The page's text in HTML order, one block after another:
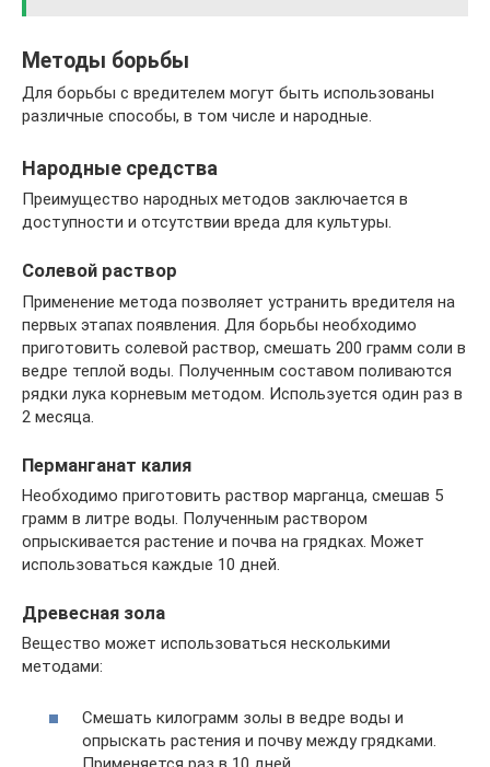
Методы борьбы
Для борьбы с вредителем могут быть использованы
различные способы, в том числе и народные.
Народные средства
Преимущество народных методов заключается в
доступности и отсутствии вреда для культуры.
Солевой раствор
Применение метода позволяет устранить вредителя на
первых этапах появления. Для борьбы необходимо
приготовить солевой раствор, смешать 200 грамм соли в
ведре теплой воды. Полученным составом поливаются
рядки лука корневым методом. Используется один раз в
2 месяца.
Перманганат калия
Необходимо приготовить раствор марганца, смешав 5
грамм в литре воды. Полученным раствором
опрыскивается растение и почва на грядках. Может
использоваться каждые 10 дней.
Древесная зола
Вещество может использоваться несколькими
методами:
Смешать килограмм золы в ведре воды и
опрыскать растения и почву между грядками.